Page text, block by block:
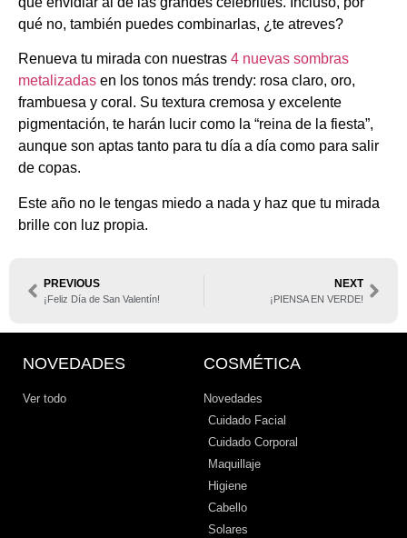
qué no, también puedes combinarlas, ¿te atreves?
Renueva tu mirada con nuestras 4 nuevas sombras
metalizadas en los tonos más trendy: rosa claro, oro,
frambuesa y coral. Su textura cremosa y excelente
pigmentación, te harán lucir como la “reina de la fiesta”,
aunque son aptas tanto para tu día a día como para salir
de copas.
Este año no le tengas miedo a nada y haz que tu mirada
brille con luz propia.
PREVIOUS
¡Feliz Día de San Valentín!
NEXT
¡PIENSA EN VERDE!
NOVEDADES
Ver todo
COSMÉTICA
Novedades
Cuidado Facial
Cuidado Corporal
Maquillaje
Higiene
Cabello
Solares